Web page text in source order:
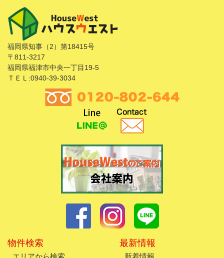
福岡県知事（2）第18415号
〒811-3217
福岡県福津市中央一丁目19-5
ＴＥＬ:0940-39-3034
物件検索 最新情報